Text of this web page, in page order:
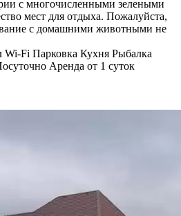
с многочисленными зелеными
мест для отдыха. Пожалуйста,
с домашними животными не
Wi-Fi Парковка Кухня Рыбалка
Аренда от 1 суток